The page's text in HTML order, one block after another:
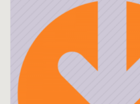
МЕДІА
СУВЕНІРИ